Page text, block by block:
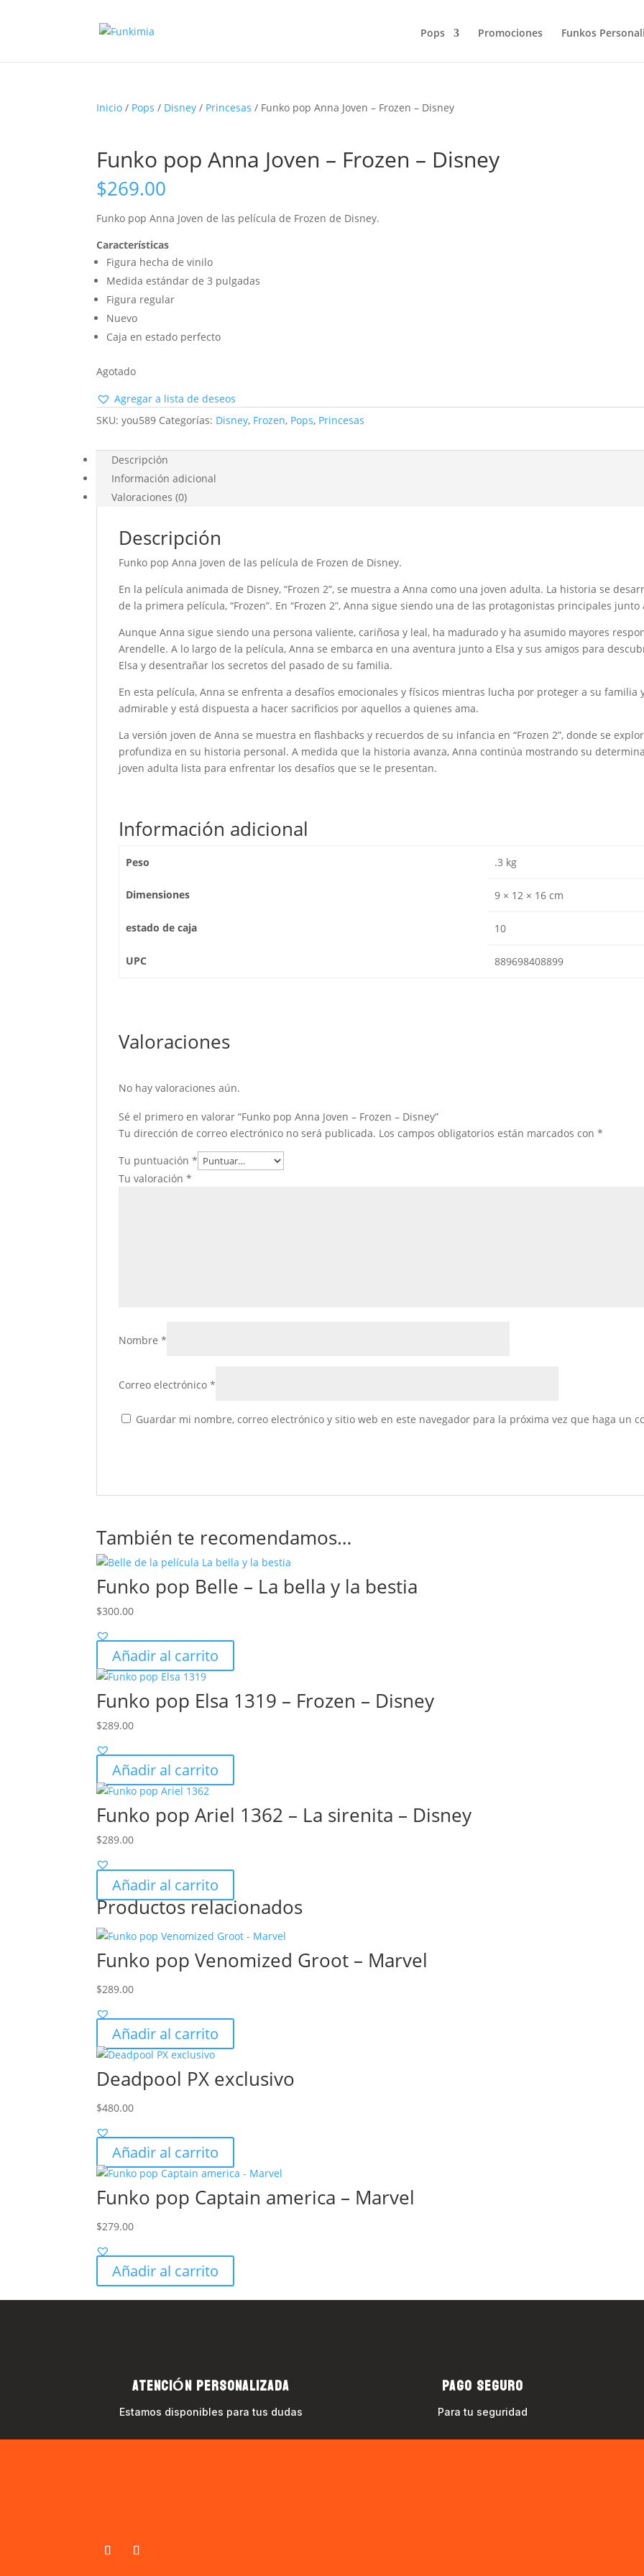
Pops Promociones Funkos
Inicio / Pops / Disney / Princesas / Funko pop Anna Joven – Frozen – Disney
Funko pop Anna Joven – Frozen – Disney
$269.00
Funko pop Anna Joven de las película de Frozen de Disney.
Características
Figura hecha de vinilo
Medida estándar de 3 pulgadas
Figura regular
Nuevo
Caja en estado perfecto
Agotado
Agregar a lista de deseos
SKU:you589 Categorías: Disney, Frozen, Pops, Princesas
Descripción
Información adicional
Valoraciones (0)
Descripción
Funko pop Anna Joven de las película de Frozen de Disney.
En la película animada de Disney, “Frozen 2”, se muestra a Anna como una joven adulta. La historia se
de la primera película, “Frozen”. En “Frozen 2”, Anna sigue siendo una de las protagonistas principales junto
Aunque Anna sigue siendo una persona valiente, cariñosa y leal, ha madurado y ha asumido mayores
Arendelle. A lo largo de la película, Anna se embarca en una aventura junto a Elsa y sus amigos para
Elsa y desentrañar los secretos del pasado de su familia.
En esta película, Anna se enfrenta a desafíos emocionales y físicos mientras lucha por proteger a su
admirable y está dispuesta a hacer sacrificios por aquellos a quienes ama.
La versión joven de Anna se muestra en flashbacks y recuerdos de su infancia en “Frozen 2”, donde se
profundiza en su historia personal. A medida que la historia avanza, Anna continúa mostrando su
joven adulta lista para enfrentar los desafíos que se le presentan.
Información adicional
Peso .3 kg
Dimensiones 9 × 12 × 16 cm
estado de caja 10
UPC 889698408899
Valoraciones
No hay valoraciones aún.
Sé el primero en valorar “Funko pop Anna Joven – Frozen – Disney”
Tu dirección de correo electrónico no será publicada. Los campos obligatorios están marcados con*
Tu puntuación*
Tu valoración*
Nombre*
Correo electrónico*
Guardar mi nombre, correo electrónico y sitio web en este navegador para la próxima vez que haga un
También te recomendamos…
Funko pop Belle – La bella y la bestia
$300.00
Añadir al carrito
Funko pop Elsa 1319 – Frozen – Disney
$289.00
Añadir al carrito
Funko pop Ariel 1362 – La sirenita – Disney
$289.00
Añadir al carrito
Productos relacionados
Funko pop Venomized Groot – Marvel
$289.00
Añadir al carrito
Deadpool PX exclusivo
$480.00
Añadir al carrito
Funko pop Captain america – Marvel
$279.00
Añadir al carrito
ATENCIÓN PERSONALIZADA
Estamos disponibles para tus dudas
PAGO SEGURO
Para tu seguridad